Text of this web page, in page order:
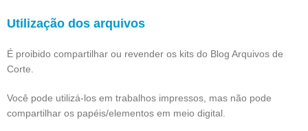
Utilização dos arquivos
É proibido compartilhar ou revender os kits do Blog Arquivos de
Corte.
Você pode utilizá-los em trabalhos impressos, mas não pode
compartilhar os papéis/elementos em meio digital.